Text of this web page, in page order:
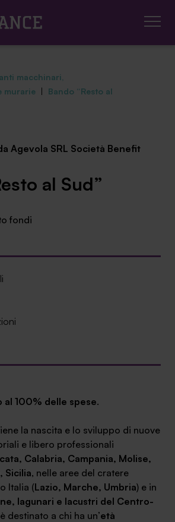
macchinari,
murarie | Bando “Resto al
Agevola SRL Società Benefit
al Sud”
fondi
al 100% delle spese.
la nascita e lo sviluppo di nuove
e libero professionali
Calabria, Campania, Molise,
Sicilia, nelle aree del cratere
Italia (Lazio, Marche, Umbria) e in
lagunari e lacustri del Centro-
destinato a chi ha un’età